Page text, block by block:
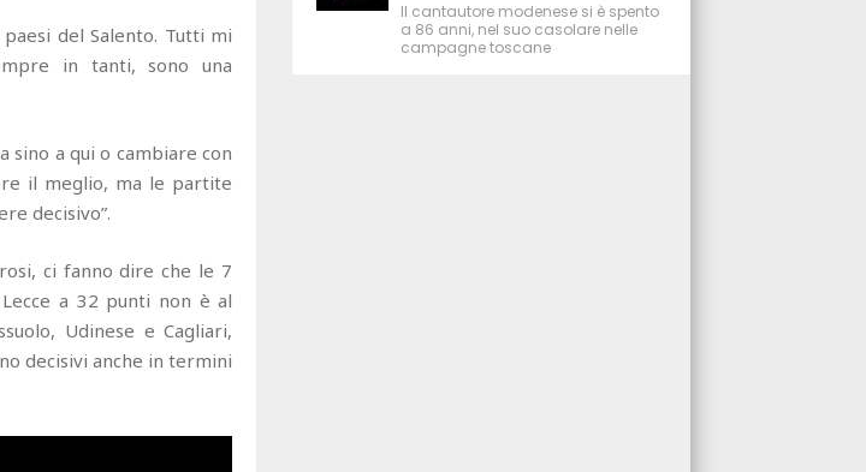
del Salento. Tutti mi
in tanti, sono una
sino a qui o cambiare con
il meglio, ma le partite
decisivo”.
ci fanno dire che le 7
a 32 punti non è al
Udinese e Cagliari,
decisivi anche in termini
Il cantautore modenese si è spento
a 86 anni, nel suo casolare nelle
campagne toscane